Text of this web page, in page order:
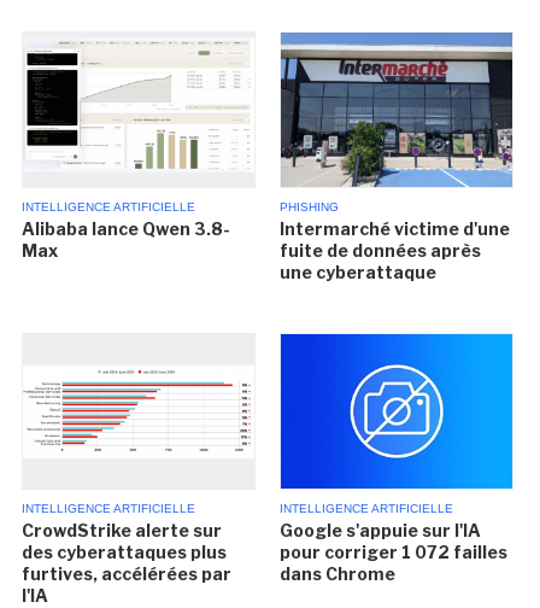
INTELLIGENCE ARTIFICIELLE
Alibaba lance Qwen 3.8-
Max
PHISHING
Intermarché victime d'une
fuite de données après
une cyberattaque
INTELLIGENCE ARTIFICIELLE
CrowdStrike alerte sur
des cyberattaques plus
furtives, accélérées par
l'IA
INTELLIGENCE ARTIFICIELLE
Google s'appuie sur l'IA
pour corriger 1 072 failles
dans Chrome